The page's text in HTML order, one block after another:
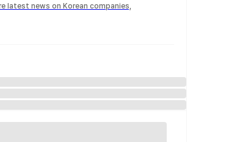
latest news on Korean companies,